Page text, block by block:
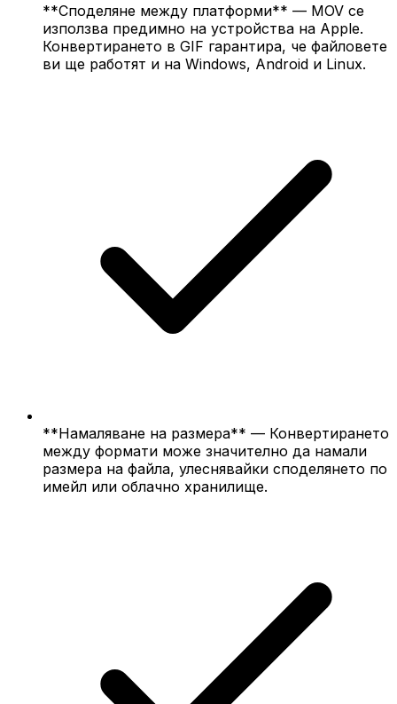
**Споделяне между платформи** — MOV се
използва предимно на устройства на Apple.
Конвертирането в GIF гарантира, че файловете
ви ще работят и на Windows, Android и Linux.
**Намаляване на размера** — Конвертирането
между формати може значително да намали
размера на файла, улеснявайки споделянето по
имейл или облачно хранилище.